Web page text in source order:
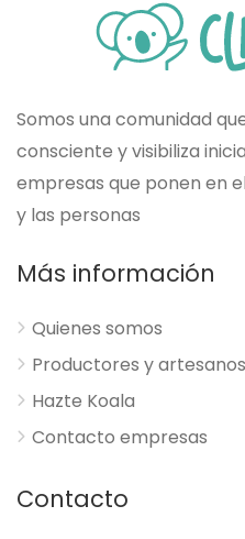
Somos una comunidad
consciente y visibiliza
empresas que ponen en
y las personas
Más información
Quienes somos
Productores y artesanos
Hazte Koala
Contacto empresas
Contacto